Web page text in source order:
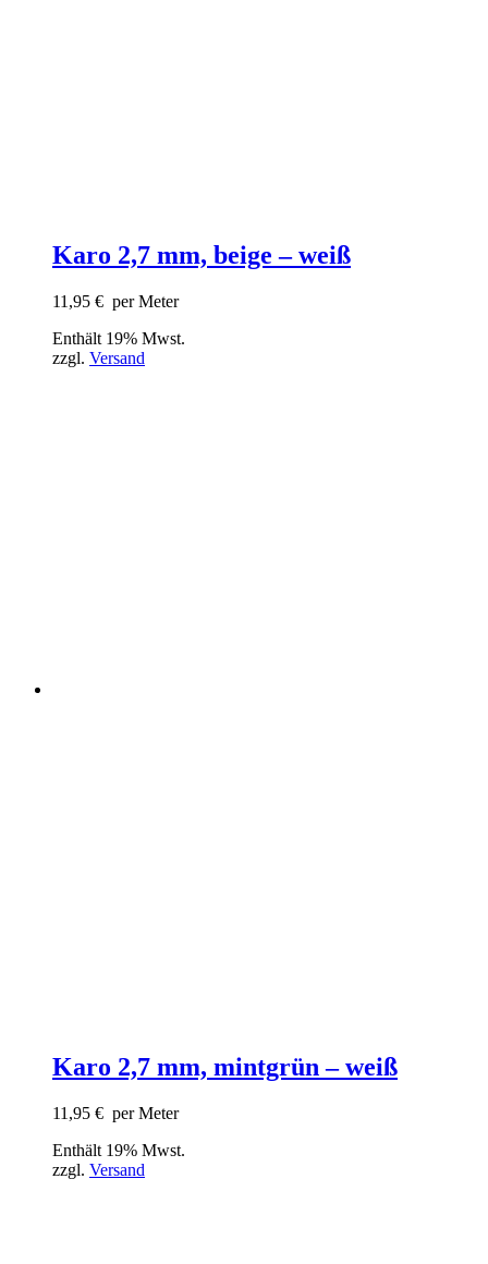
Karo 2,7 mm, beige – weiß
11,95 € per Meter
Enthält 19% Mwst.
zzgl. Versand
Karo 2,7 mm, mintgrün – weiß
11,95 € per Meter
Enthält 19% Mwst.
zzgl. Versand